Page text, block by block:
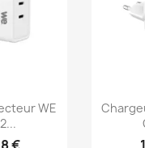
rapide
WE
